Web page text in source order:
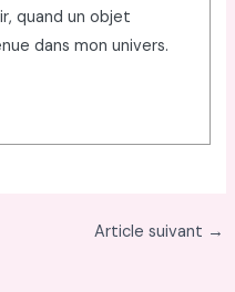
quand un objet
dans mon univers.
Article suivant →